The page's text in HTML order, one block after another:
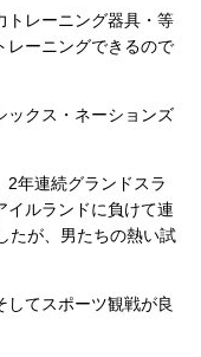
トレーニング器具・等
レーニングできるので
ックス・ネーションズ
2年連続グランドスラ
イルランドに負けて連
たが、男たちの熱い試
してスポーツ観戦が良